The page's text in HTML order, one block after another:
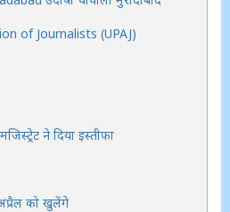
of Journalists (UPAJ)
ने दिया इस्तीफा
को खुलेंगे